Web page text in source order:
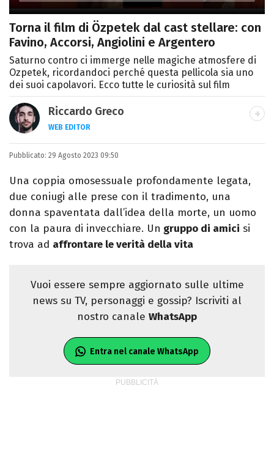
Torna il film di Özpetek dal cast stellare: con
Favino, Accorsi, Angiolini e Argentero
Saturno contro ci immerge nelle magiche atmosfere di
Ozpetek, ricordandoci perché questa pellicola sia uno
dei suoi capolavori. Ecco tutte le curiosità sul film
Riccardo Greco
WEB EDITOR
LINKEDIN
Si avvicina all'editoria studiando all'IED
come Fashion Editor. Si specializza poi in
Comunicazione digitale, Giornalismo e
Nuovi media presso La Sapienza,
collaborando con alcune testate ed uffici
stampa.
Pubblicato: 29 Agosto 2023 09:50
Una coppia omosessuale profondamente legata,
due coniugi alle prese con il tradimento, una
donna spaventata dall’idea della morte, un uomo
con la paura di invecchiare. Un gruppo di amici si
trova ad affrontare le verità della vita
Vuoi essere sempre aggiornato sulle ultime
news su TV, personaggi e gossip? Iscriviti al
nostro canale WhatsApp
Entra nel canale WhatsApp